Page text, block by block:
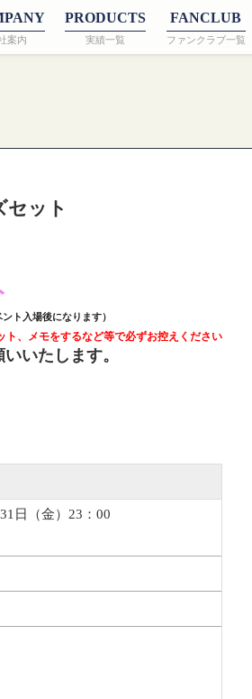
案内
PRODUCTS
実績一覧
FANCLUB
ファンクラブ一覧
セット
ト入場後になります）
、メモをするなど等で必ずお控えください
いたします。
日（金）23：00